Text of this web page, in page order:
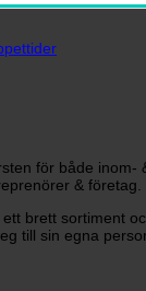
för både inom-
& företag.
brett sortiment
till sin egna